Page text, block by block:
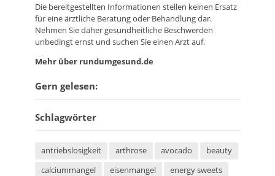
Die bereitgestellten Informationen stellen keinen Ersatz
für eine ärztliche Beratung oder Behandlung dar.
Nehmen Sie daher gesundheitliche Beschwerden
unbedingt ernst und suchen Sie einen Arzt auf.
Mehr über rundumgesund.de
Gern gelesen:
Schlagwörter
antriebslosigkeit arthrose avocado
beauty
calciummangel
eisenmangel
energy sweets